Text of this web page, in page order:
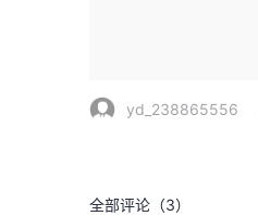
yd_238865556
全部评论（3）